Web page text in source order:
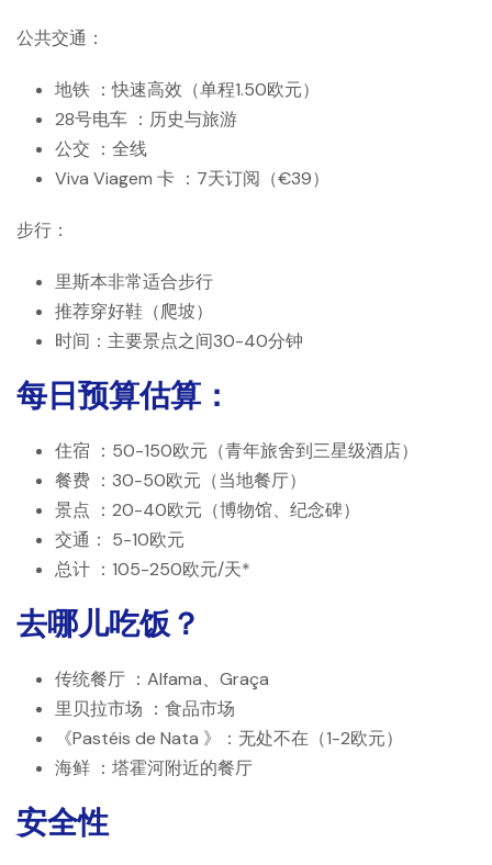
公共交通：
地铁 ：快速高效（单程1.50欧元）
28号电车 ：历史与旅游
公交 ：全线
Viva Viagem 卡 ：7天订阅（€39）
步行：
里斯本非常适合步行
推荐穿好鞋（爬坡）
时间：主要景点之间30-40分钟
每日预算估算：
住宿 ：50-150欧元（青年旅舍到三星级酒店）
餐费 ：30-50欧元（当地餐厅）
景点 ：20-40欧元（博物馆、纪念碑）
交通： 5-10欧元
总计 ：105-250欧元/天*
去哪儿吃饭？
传统餐厅 ：Alfama、Graça
里贝拉市场 ：食品市场
《Pastéis de Nata 》：无处不在（1-2欧元）
海鲜 ：塔霍河附近的餐厅
安全性